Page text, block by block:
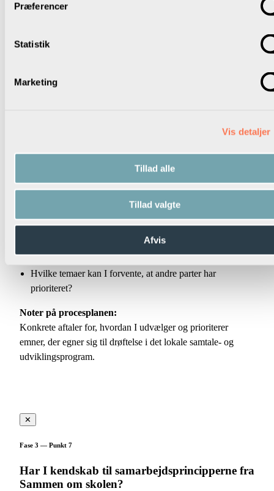
Præferencer
Statistik
Marketing
Vis detaljer
Tillad alle
Tillad valgte
Afvis
Hvad fylder i hverdagen for lederne?
Hvad fylder i hverdagen for forældrene?
Er der fund fra seneste skolelederundersøgelse om
opmærksomhed?
Når medlemmerne har udvalgt temaer, som de gerne ser
Hvilke temaer kan I forvente, at andre parter har
prioriteret?
Noter på procesplanen:
Konkrete aftaler for, hvordan I udvælger og prioriterer
emner, der egner sig til drøftelse i det lokale samtale- og
udviklingsprogram.
✕
Fase 3 — Punkt 7
Har I kendskab til samarbejdsprincipperne fra
Sammen om skolen?